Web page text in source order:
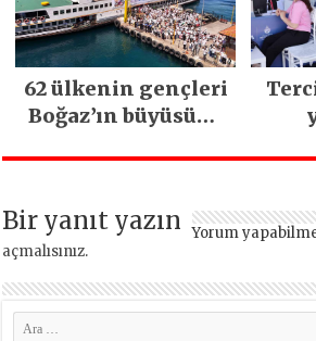
62 ülkenin gençleri
Boğaz’ın büyüsüne
Bir yanıt yazın Yorum
açmalısınız.